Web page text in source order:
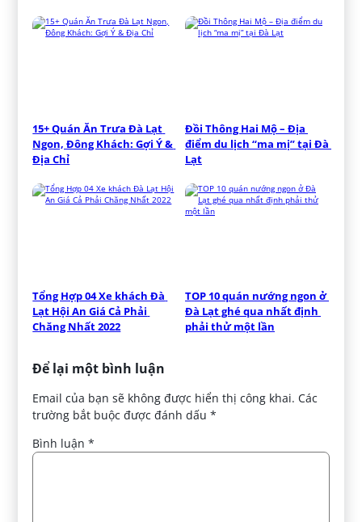
15+ Quán Ăn Trưa Đà Lạt
Ngon, Đông Khách: Gợi Ý &
Địa Chỉ
Đồi Thông Hai Mộ – Địa
điểm du lịch “ma mị” tại Đà
Lạt
Tổng Hợp 04 Xe khách Đà
Lạt Hội An Giá Cả Phải
Chăng Nhất 2022
TOP 10 quán nướng ngon ở
Đà Lạt ghé qua nhất định
phải thử một lần
Để lại một bình luận
Email của bạn sẽ không được hiển thị công khai. Các
trường bắt buộc được đánh dấu*
Bình luận*